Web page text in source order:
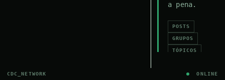
a pena.
POSTS
GRUPOS
TÓPICOS
CDC_NETWORK ONLINE